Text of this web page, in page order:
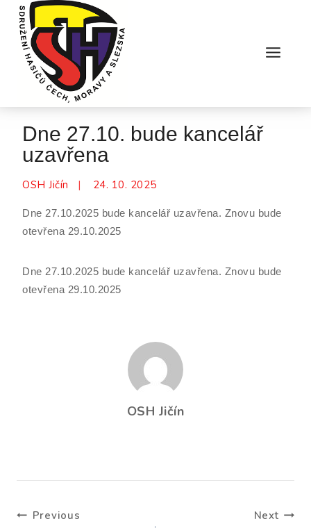
Skip
content
Dne 27.10. bude kancelář
uzavřena
OSH Jičín 24. 10. 2025
Dne 27.10.2025 bude kancelář uzavřena. Znovu bude
otevřena 29.10.2025
Dne 27.10.2025 bude kancelář uzavřena. Znovu bude
otevřena 29.10.2025
OSH Jičín
Navigace
Previous
Next